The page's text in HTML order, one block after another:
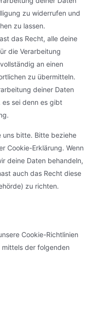
zu widerrufen und
zu lassen.
das Recht, alle deine
die Verarbeitung
an einen
zu übermitteln.
deiner Daten
sei denn es gibt
uns bitte. Bitte beziehe
Cookie-Erklärung. Wenn
deine Daten behandeln,
auch das Recht diese
zu richten.
Cookie-Richtlinien
der folgenden